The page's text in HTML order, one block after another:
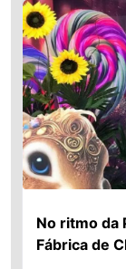
No ritmo da
Fábrica de